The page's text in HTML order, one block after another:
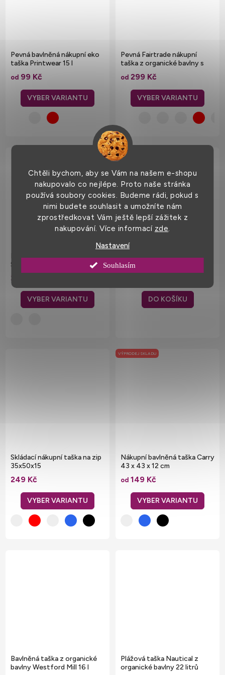
Chtěli bychom, aby se Vám na našem e-shopu
nakupovalo co nejlépe. Proto naše stránka
používá soubory cookies. Budeme rádi, pokud s
nimi budete souhlasit a umožníte nám
zprostředkovat Vám ještě lepší zážitek z
nakupování. Více informací zde
Nastavení
Souhlasím
Pevná bavlněná nákupní eko
taška Printwear 15 l
od 99 Kč
Pevná Fairtrade nákupní
taška z organické bavlny s
dvojitým uchem
od 299 Kč
Dvoubarevná nákupní taška
Sunny s kulatými uchy
399 Kč
Nákupní taška z Juco - směs
juty a bavlny 21 l
DO KOŠÍKU
Skládací nákupní taška na zip
35x50x15
249 Kč
VÝPRODEJ SKLADU
Nákupní bavlněná taška Carry
43 x 43 x 12 cm
od 149 Kč
Bavlněná taška z organické
bavlny Westford Mill 16 l
Plážová taška Nautical z
organické bavlny 22 litrů